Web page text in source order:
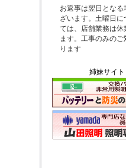
姉妹サイト